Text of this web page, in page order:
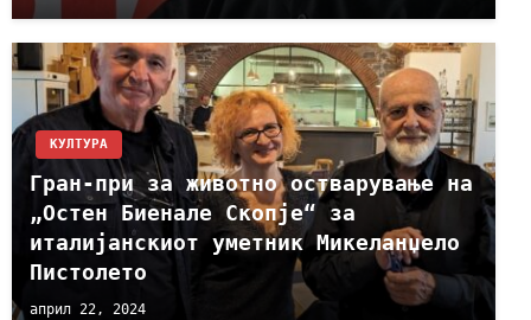
КУЛТУРА
Гран-при за животно остварување на
„Остен Биенале Скопје“ за
италијанскиот уметник Микеланџело
Пистолето
април 22, 2024